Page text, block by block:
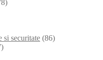
si securitate (86)